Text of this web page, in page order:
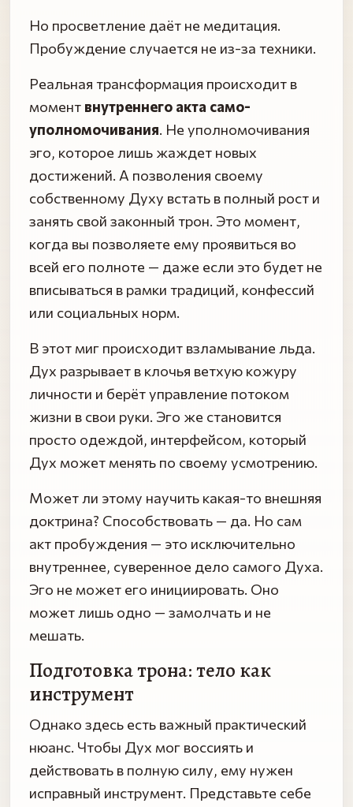
Но просветление даёт не медитация.
Пробуждение случается не из-за техники.
Реальная трансформация происходит в
момент внутреннего акта само-
уполномочивания. Не уполномочивания
эго, которое лишь жаждет новых
достижений. А позволения своему
собственному Духу встать в полный рост и
занять свой законный трон. Это момент,
когда вы позволяете ему проявиться во
всей его полноте — даже если это будет не
вписываться в рамки традиций, конфессий
или социальных норм.
В этот миг происходит взламывание льда.
Дух разрывает в клочья ветхую кожуру
личности и берёт управление потоком
жизни в свои руки. Эго же становится
просто одеждой, интерфейсом, который
Дух может менять по своему усмотрению.
Может ли этому научить какая-то внешняя
доктрина? Способствовать — да. Но сам
акт пробуждения — это исключительно
внутреннее, суверенное дело самого Духа.
Эго не может его инициировать. Оно
может лишь одно — замолчать и не
мешать.
Подготовка трона: тело как
инструмент
Однако здесь есть важный практический
нюанс. Чтобы Дух мог воссиять и
действовать в полную силу, ему нужен
исправный инструмент. Представьте себе